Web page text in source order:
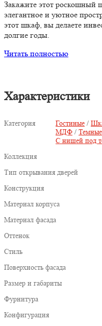
Закажите этот роскошный
элегантное и уютное
этот шкаф, вы делаете
долгие годы.
Читать полностью
Характеристики
Категория Гостиные /
МДФ / Темные
С нишей под
Коллекция
Тип открывания дверей
Конструкция
Материал корпуса
Материал фасада
Оттенок
Стиль
Поверхность фасада
Размер и габариты
Фурнитура
Конфигурация